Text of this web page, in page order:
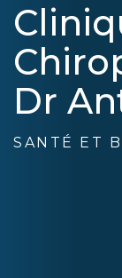
Dr
SANTÉ ET